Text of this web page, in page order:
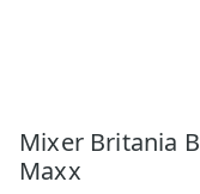
Mixer Britania
Maxx